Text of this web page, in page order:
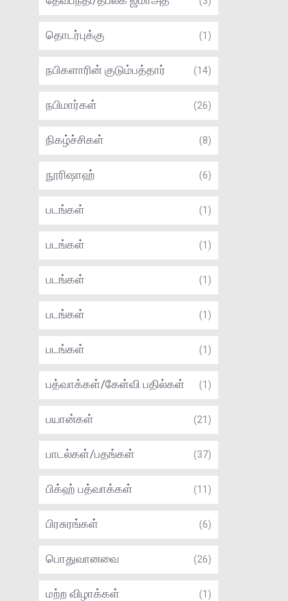
தொடர்புக்கு (1)
நபிகளாரின் குடும்பத்தார் (14)
நபிமார்கள் (26)
நிகழ்ச்சிகள் (8)
நூரிஷாஹ் (6)
படங்கள் (1)
படங்கள் (1)
படங்கள் (1)
படங்கள் (1)
படங்கள் (1)
பத்வாக்கள்/கேள்வி பதில்கள் (1)
பயான்கள் (21)
பாடல்கள்/பதங்கள் (37)
பிக்ஹ் பத்வாக்கள் (11)
பிரசுரங்கள் (6)
பொதுவானவை (26)
மற்ற விழாக்கள் (1)